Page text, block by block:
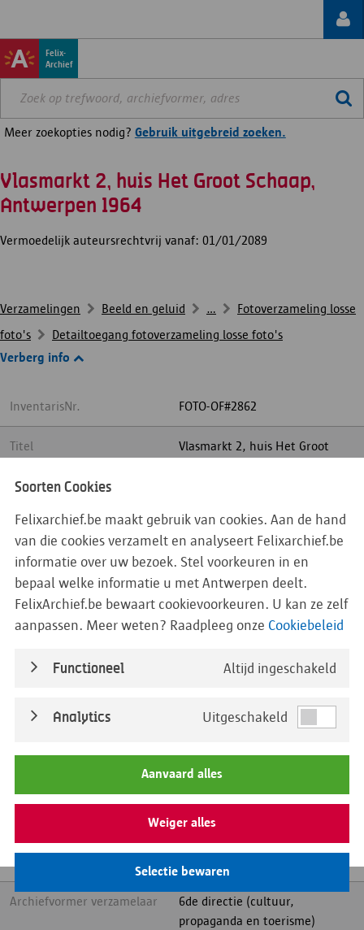
Felix-
Archief
Meer zoekopties nodig? Gebruik uitgebreid zoeken.
Vlasmarkt 2, huis Het Groot Schaap,
Antwerpen 1964
Vermoedelijk auteursrechtvrij vanaf: 01/01/2089
Verzamelingen Beeld en geluid ...
Fotoverzameling losse
foto's
Detailtoegang fotoverzameling losse foto's
Verberg info
InventarisNr. FOTO-OF#2862
Titel
Vlasmarkt 2, huis Het Groot
Einddatum 31/12/1964
DatumDetail
Straatnaam
BedrijfseenheidOfDistrict
Vlasmarkt en het Zand is tevens
de vestigingsplaats van Café
Beveren, ( ook wel "Bij den
Blauwen") gekend om zijn
Archiefvormer verzamelaar
6de directie (cultuur,
propaganda en toerisme)
Soorten Cookies
Felixarchief.be maakt gebruik van cookies. Aan de hand
van die cookies verzamelt en analyseert Felixarchief.be
informatie over uw bezoek. Stel voorkeuren in en
bepaal welke informatie u met Antwerpen deelt.
FelixArchief.be bewaart cookievoorkeuren. U kan ze zelf
aanpassen. Meer weten? Raadpleeg onze Cookiebeleid
Functioneel Altijd ingeschakeld
Analytics Uitgeschakeld
Aanvaard alles
Weiger alles
Selectie bewaren